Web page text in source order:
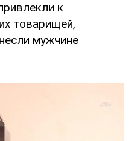
к
товарищей,
мужчине